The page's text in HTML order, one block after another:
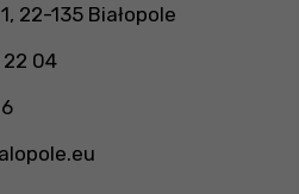
22-135 Białopole
04